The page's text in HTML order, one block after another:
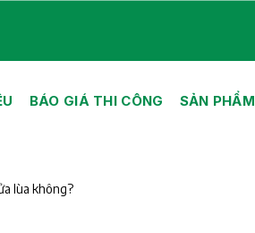
BÁO GIÁ THI CÔNG SẢN PHẨM
lùa không?